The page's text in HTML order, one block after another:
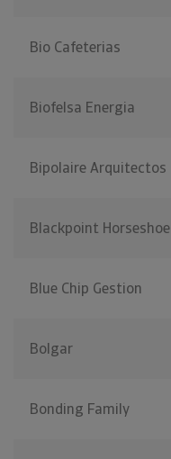
Bio Cafeterias
Biofelsa Energia
Bipolaire Arquitectos
Blackpoint Horseshoe
Blue Chip Gestion
Bolgar
Bonding Family